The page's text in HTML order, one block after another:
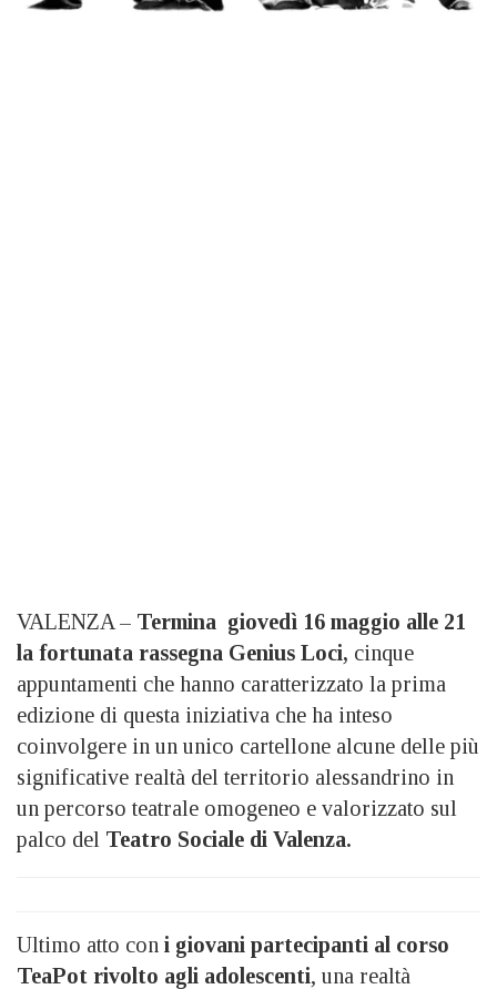
VALENZA – Termina giovedì 16 maggio alle 21
la fortunata rassegna Genius Loci, cinque
appuntamenti che hanno caratterizzato la prima
edizione di questa iniziativa che ha inteso
coinvolgere in un unico cartellone alcune delle più
significative realtà del territorio alessandrino in
un percorso teatrale omogeneo e valorizzato sul
palco del Teatro Sociale di Valenza.
Ultimo atto con i giovani partecipanti al corso
TeaPot rivolto agli adolescenti, una realtà